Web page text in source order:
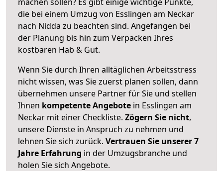
die bei einem Umzug von Esslingen am Neckar
nach Nidda zu beachten sind. Angefangen bei
der Planung bis hin zum Verpacken Ihres
kostbaren Hab & Gut.
Wenn Sie durch Ihren alltäglichen Arbeitsstress
nicht wissen, was Sie zuerst planen sollen, dann
übernehmen unsere Partner für Sie und stellen
Ihnen kompetente Angebote in Esslingen am
Neckar mit einer Checkliste. Zögern Sie nicht,
unsere Dienste in Anspruch zu nehmen und
lehnen Sie sich zurück. Vertrauen Sie unserer 7
Jahre Erfahrung in der Umzugsbranche und
holen Sie sich Angebote.